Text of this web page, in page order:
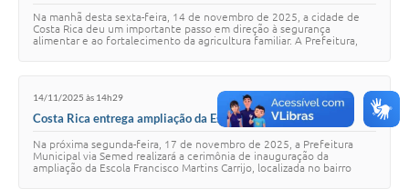
Na manhã desta sexta-feira, 14 de novembro de 2025, a cidade de
Costa Rica deu um importante passo em direção à segurança
alimentar e ao fortalecimento da agricultura familiar. A Prefeitura,
14/11/2025 às 14h29
Costa Rica entrega ampliação da Escola Francisco Martins
Na próxima segunda-feira, 17 de novembro de 2025, a Prefeitura
Municipal via Semed realizará a cerimônia de inauguração da
ampliação da Escola Francisco Martins Carrijo, localizada no bairro